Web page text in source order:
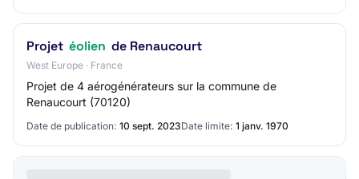
Projet éolien de Renaucourt
West Europe · France
Projet de 4 aérogénérateurs sur la commune de
Renaucourt (70120)
Date de publication: 10 sept. 2023Date limite: 1 janv. 1970